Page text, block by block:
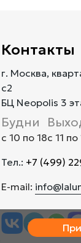
Контакты
г. Москва,
с2
БЦ Neopolis 3
Будни
с 10 по 18с 11 по
Тел.: +7 (499)
E-mail: